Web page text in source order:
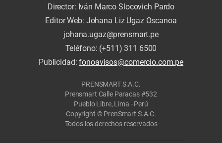
Director: Iván Marco Slocovich Pardo
Editor Web: Johana Liz Ugaz Oscanoa
johana.ugaz@prensmart.pe
Teléfono: (+511) 311 6500
Publicidad:fonoavisos@comercio.com.pe
PRENSMART S.A.C.
Prensmart Calle Paracas #532
Pueblo Libre, Lima - Perú
Copyright © PrenSmart S.A.C.
Todos los derechos reservados